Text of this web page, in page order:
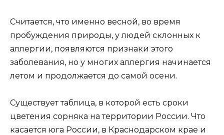
Считается, что именно весной, во время
пробуждения природы, у людей склонных к
аллергии, появляются признаки этого
заболевания, но у многих аллергия начинается
летом и продолжается до самой осени.
Существует таблица, в которой есть сроки
цветения сорняка на территории России. Что
касается юга России, в Краснодарском крае и